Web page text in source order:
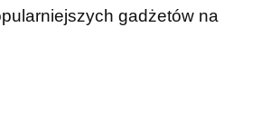
gadżetów na